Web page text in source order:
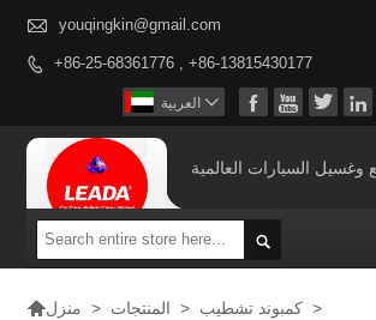
 youqingkin@gmail.com
 +86-25-68361776 , +86-13815430177
    العربية 
وغسيل السيارات العالمية

منزل > المنتجات > كمبوند تشطيب >